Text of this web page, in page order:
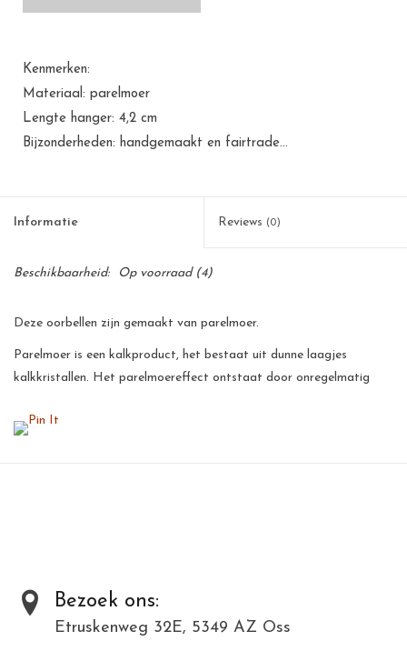
Kenmerken:
Materiaal: parelmoer
Lengte hanger: 4,2 cm
Bijzonderheden: handgemaakt en fairtrade...
Informatie Reviews (0)
Beschikbaarheid: Op voorraad(4)
Deze oorbellen zijn gemaakt van parelmoer.
Parelmoer is een kalkproduct, het bestaat uit dunne laagjes
kalkkristallen. Het parelmoereffect ontstaat door onregelmatig
parelmoer wordt handmatig gepolijst, hierdoor krijgt de parelmoer
Bezoek ons:
Etruskenweg 32E, 5349 AZ Oss